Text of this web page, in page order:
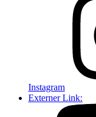
Instagram
Externer Link: